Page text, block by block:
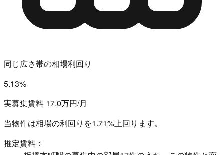
同じ広さ帯の相場利回り
5.13%
実募集賃料 17.0万円/月
当物件は相場の利回りを1.71%上回ります。
推定賃料：